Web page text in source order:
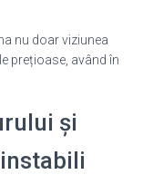
nu doar viziunea
prețioase, având în
și